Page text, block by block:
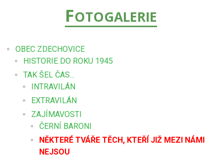
FOTOGALERIE
OBEC ZDECHOVICE
HISTORIE DO ROKU 1945
TAK ŠEL ČAS...
INTRAVILÁN
EXTRAVILÁN
ZAJÍMAVOSTI
ČERNÍ BARONI
NĚKTERÉ TVÁŘE TĚCH, KTEŘÍ JIŽ MEZI NÁMI
NEJSOU